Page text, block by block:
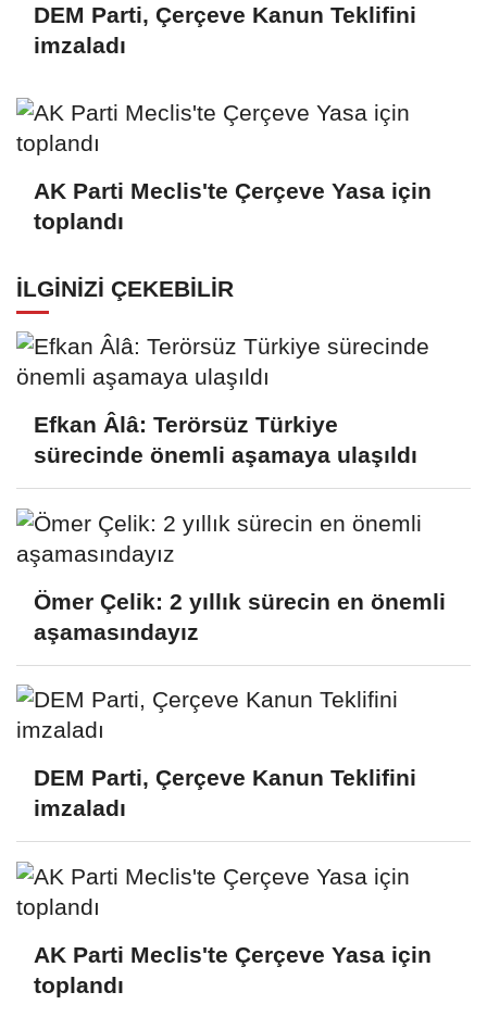
DEM Parti, Çerçeve Kanun Teklifini
imzaladı
AK Parti Meclis'te Çerçeve Yasa için
toplandı
İLGINIZI ÇEKEBILIR
Efkan Âlâ: Terörsüz Türkiye
sürecinde önemli aşamaya ulaşıldı
Ömer Çelik: 2 yıllık sürecin en önemli
aşamasındayız
DEM Parti, Çerçeve Kanun Teklifini
imzaladı
AK Parti Meclis'te Çerçeve Yasa için
toplandı